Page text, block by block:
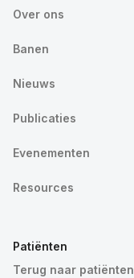
Over ons
Banen
Nieuws
Publicaties
Evenementen
Resources
Patiënten
Terug naar patiënten